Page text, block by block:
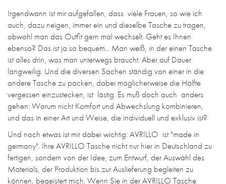
Irgendwann ist mir aufgefallen, dass viele Frauen, so wie ich
auch, dazu neigen, immer ein und dieselbe Tasche zu tragen,
obwohl man das Outfit gern mal wechselt. Geht es Ihnen
ebenso? Das ist ja so bequem... Man weiß, in der einen Tasche
ist alles drin, was man unterwegs braucht. Aber auf Dauer
langweilig. Und die diversen Sachen ständig von einer in die
andere Tasche zu packen, dabei möglicherweise die Hälfte
vergessen einzustecken, ist lästig. Es muß doch auch anders
gehen: Warum nicht Komfort und Abwechslung kombinieren,
und das in einer Art und Weise, die individuell und exklusiv ist?
Und noch etwas ist mir dabei wichtig: AVRILLO ist "made in
germany". Ihre AVRILLO Tasche nicht nur hier in Deutschland zu
fertigen, sondern von der Idee, zum Entwurf, der Auswahl des
Materials, der Produktion bis zur Auslieferung begleiten zu
können, begeistert mich. Wenn Sie in der AVRILLO Tasche